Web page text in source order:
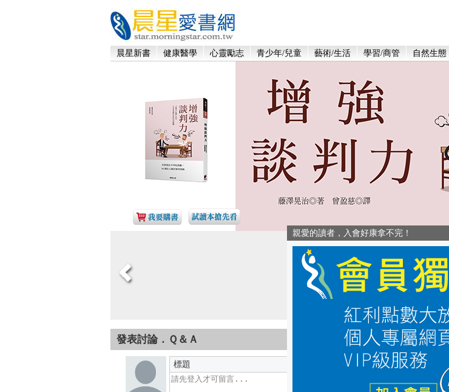
晨星新書 健康醫學 心靈勵志 青少年/兒童 藝術/生活 學習/商管 自然生態
發表討論．Ｑ＆Ａ
標題
親愛的讀者，入會好康拿不完！